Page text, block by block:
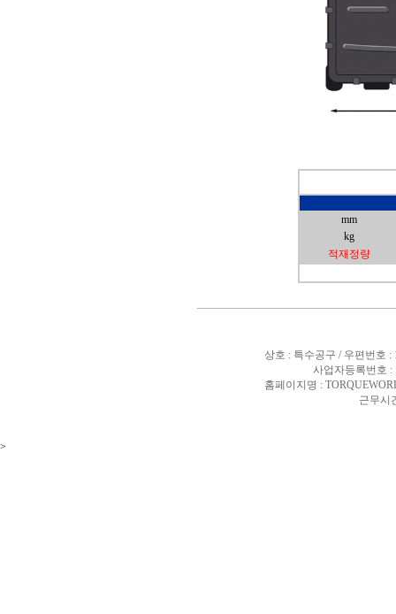
mm
kg
적재정량
상호 : 특수공구 / 우편번호 :
사업자등록번호 :
홈페이지명 :
근무시
>